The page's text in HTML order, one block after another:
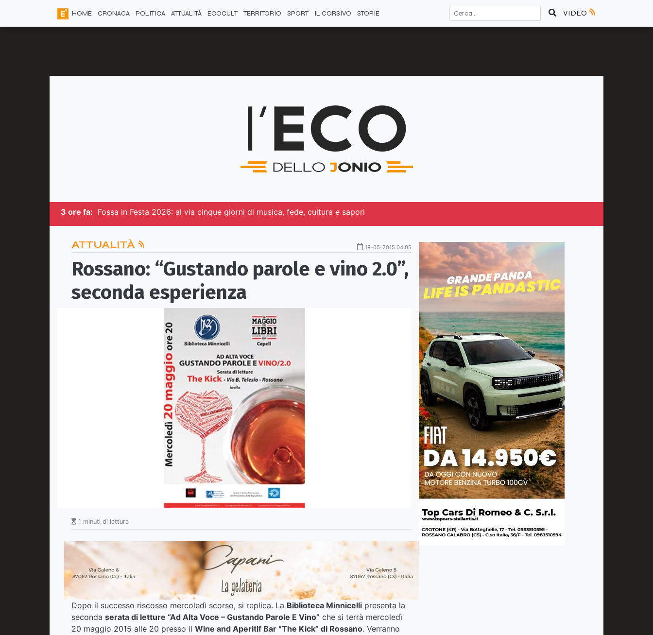
HOME CRONACA POLITICA ATTUALITÀ ECOCULT TERRITORIO SPORT IL CORSIVO STORIE VIDEO
3 ore fa: Fossa in Festa 2026: al via cinque giorni di musica, fede, cultura e sapori
ATTUALITÀ 19-05-2015 04:05
Rossano: “Gustando parole e vino 2.0”,
seconda esperienza
1 minuti di lettura
Dopo il successo riscosso mercoledì scorso, si replica. La Biblioteca Minnicelli presenta la
seconda serata di letture “Ad Alta Voce – Gustando Parole E Vino” che si terrà mercoledì
20 maggio 2015 alle 20 presso il Wine and Aperitif Bar “The Kick” di Rossano. Verranno